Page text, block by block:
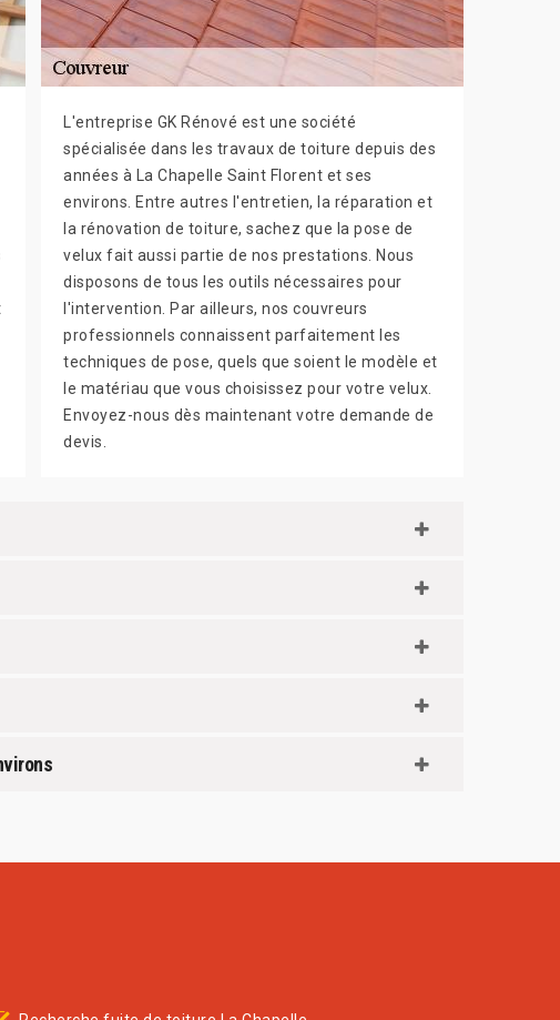
L'entreprise GK Rénové est une société
spécialisée dans les travaux de toiture depuis des
années à La Chapelle Saint Florent et ses
environs. Entre autres l'entretien, la réparation et
la rénovation de toiture, sachez que la pose de
velux fait aussi partie de nos prestations. Nous
disposons de tous les outils nécessaires pour
l'intervention. Par ailleurs, nos couvreurs
professionnels connaissent parfaitement les
techniques de pose, quels que soient le modèle et
le matériau que vous choisissez pour votre velux.
Envoyez-nous dès maintenant votre demande de
devis.